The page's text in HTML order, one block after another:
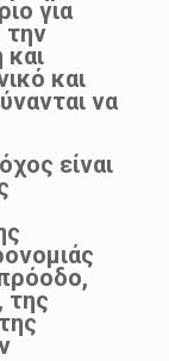
για
την
και
να
είναι
της